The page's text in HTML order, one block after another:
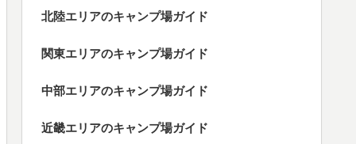
北陸エリアのキャンプ場ガイド
関東エリアのキャンプ場ガイド
中部エリアのキャンプ場ガイド
近畿エリアのキャンプ場ガイド